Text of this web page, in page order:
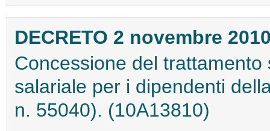
DECRETO 2 novembre
Concessione del
salariale per i dipendenti
n. 55040). (10A13810)